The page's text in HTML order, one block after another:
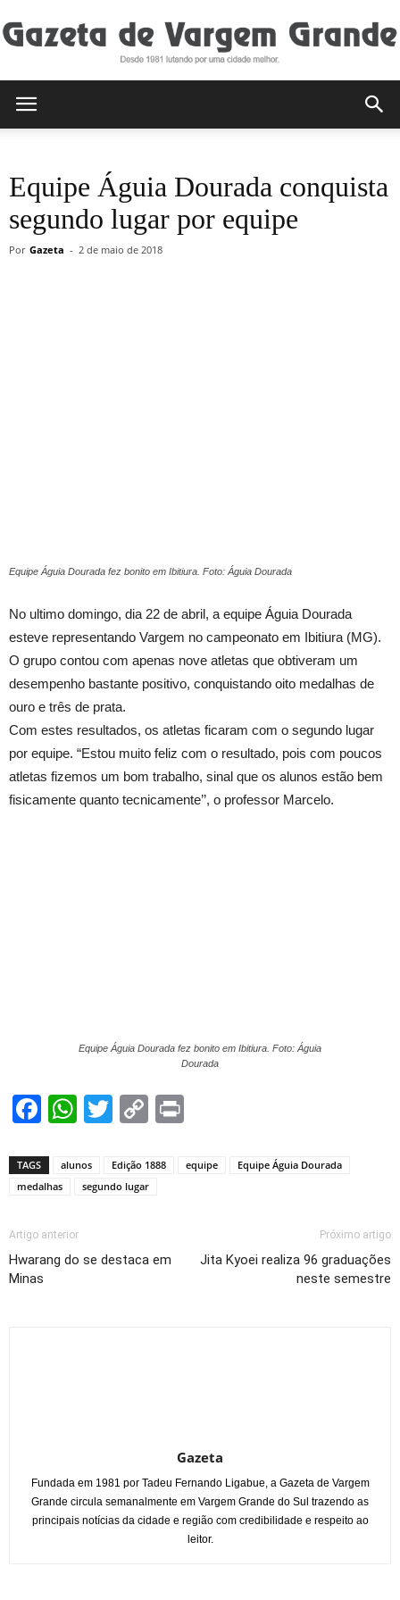
de
Equipe Águia Dourada conquista
segundo lugar por equipe
Por Gazeta - 2 de maio de 2018
Equipe Águia Dourada fez bonito em Ibitiura. Foto: Águia Dourada
No ultimo domingo, dia 22 de abril, a equipe Águia Dourada
esteve representando Vargem no campeonato em Ibitiura (MG).
O grupo contou com apenas nove atletas que obtiveram um
desempenho bastante positivo, conquistando oito medalhas de
ouro e três de prata.
Com estes resultados, os atletas ficaram com o segundo lugar
por equipe. “Estou muito feliz com o resultado, pois com poucos
atletas fizemos um bom trabalho, sinal que os alunos estão bem
fisicamente quanto tecnicamente’’, o professor Marcelo.
Equipe Águia Dourada fez bonito em Ibitiura. Foto: Águia
Dourada
Facebook
WhatsApp
TwitterCopy
TAGS alunos Edição 1888 equipe
Equipe Águia Dourada
medalhas
segundo lugar
Artigo anterior
Hwarang do se destaca em
Minas
Próximo artigo
Jita Kyoei realiza 96 graduações
neste semestre
Gazeta
Fundada em 1981 por Tadeu Fernando Ligabue, a Gazeta de Vargem
Grande circula semanalmente em Vargem Grande do Sul trazendo as
principais notícias da cidade e região com credibilidade e respeito ao
leitor.